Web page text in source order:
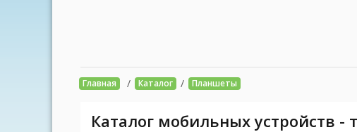
Главная / Каталог / Планшеты
Каталог мобильных устройств